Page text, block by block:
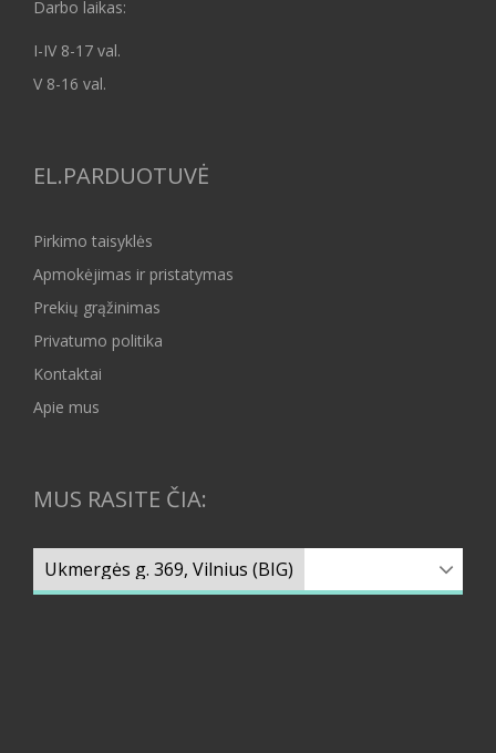
Darbo laikas:
I-IV 8-17 val.
V 8-16 val.
EL.PARDUOTUVĖ
Pirkimo taisyklės
Apmokėjimas ir pristatymas
Prekių grąžinimas
Privatumo politika
Kontaktai
Apie mus
MUS RASITE ČIA: